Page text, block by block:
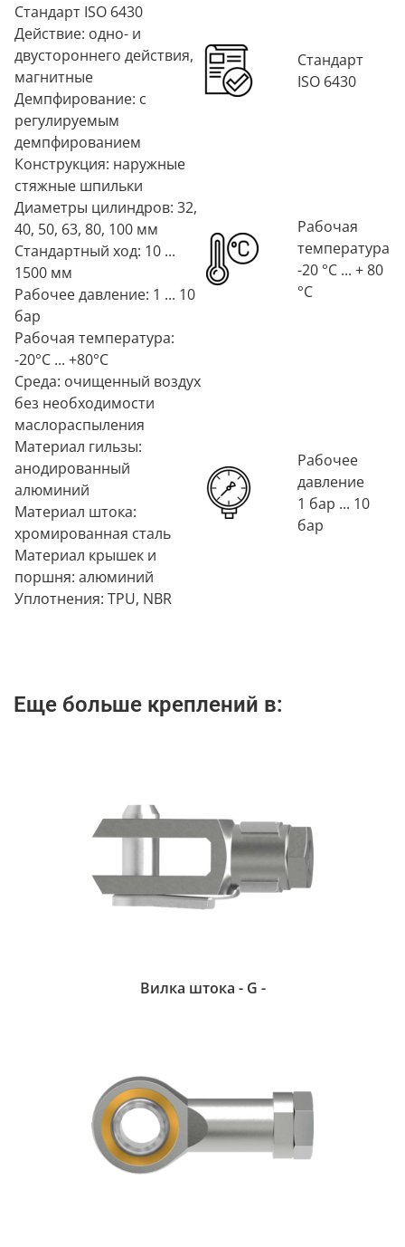
Стандарт ISO 6430
Действие: одно- и
двустороннего действия,
магнитные
Демпфирование: с
регулируемым
демпфированием
Конструкция: наружные
стяжные шпильки
Диаметры цилиндров: 32,
40, 50, 63, 80, 100 мм
Стандартный ход: 10 ...
1500 мм
Рабочее давление: 1 ... 10
бар
Рабочая температура:
-20°C ... +80°C
Среда: очищенный воздух
без необходимости
маслораспыления
Материал гильзы:
анодированный
алюминий
Материал штока:
хромированная сталь
Материал крышек и
поршня: алюминий
Уплотнения: TPU, NBR
Стандарт
ISO 6430
Рабочая
температура
-20 °C ... + 80
°C
Рабочее
давление
1 бар ... 10
бар
Еще больше креплений в:
Вилка штока - G -